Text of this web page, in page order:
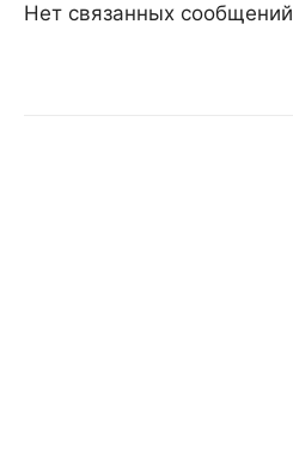
Нет связанных сообщений